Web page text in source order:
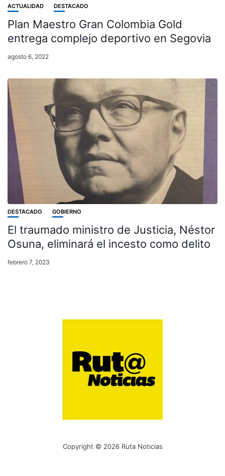
ACTUALIDAD DESTACADO
Plan Maestro Gran Colombia Gold
entrega complejo deportivo en Segovia
agosto 6, 2022
DESTACADO GOBIERNO
El traumado ministro de Justicia, Néstor
Osuna, eliminará el incesto como delito
febrero 7, 2023
Copyright © 2026 Ruta Noticias